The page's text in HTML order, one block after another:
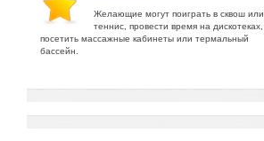
Желающие могут поиграть в сквош или
теннис, провести время на дискотеках,
посетить массажные кабинеты или термальный
бассейн.